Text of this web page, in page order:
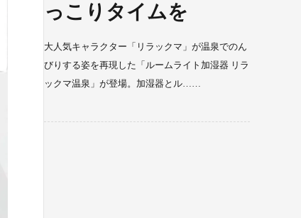
っこりタイムを
大人気キャラクター「リラックマ」が温泉でのん
びりする姿を再現した「ルームライト加湿器 リラ
ックマ温泉」が登場。加湿器とル……